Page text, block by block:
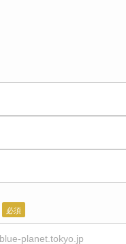
必須